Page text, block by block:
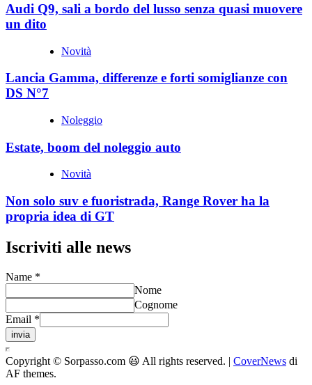
Audi Q9, sali a bordo del lusso senza quasi muovere
un dito
Novità
Lancia Gamma, differenze e forti somiglianze con
DS N°7
Noleggio
Estate, boom del noleggio auto
Novità
Non solo suv e fuoristrada, Range Rover ha la
propria idea di GT
Iscriviti alle news
Name *
Nome
Cognome
Email *
invia
Copyright © Sorpasso.com 😃 All rights reserved. | CoverNews di
AF themes.